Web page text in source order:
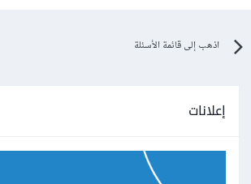
اذهب إلى قائمة الأسئلة
إعلانات